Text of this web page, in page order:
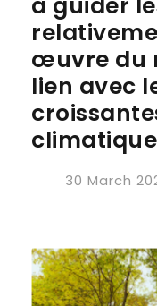
œuvre du
lien avec
climatique
30 March